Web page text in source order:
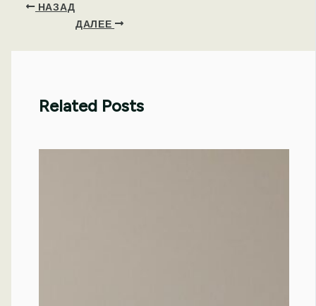
НАЗАД
ДАЛЕЕ
Related Posts